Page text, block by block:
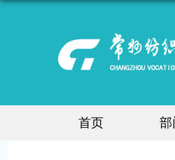
首页 部